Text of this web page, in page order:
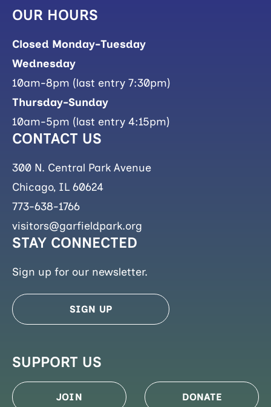
OUR HOURS
Closed Monday-Tuesday
Wednesday
10am-8pm (last entry 7:30pm)
Thursday-Sunday
10am-5pm (last entry 4:15pm)
CONTACT US
300 N. Central Park Avenue
Chicago, IL 60624
773-638-1766
visitors@garfieldpark.org
STAY CONNECTED
Sign up for our newsletter.
SIGN UP
SUPPORT US
JOIN DONATE